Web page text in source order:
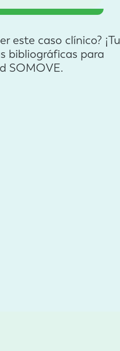
este caso clínico? ¡Tu
bibliográficas para
SOMOVE.